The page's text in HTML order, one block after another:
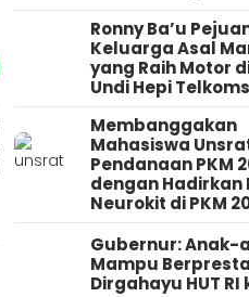
Ronny Ba’u
Keluarga Asal
yang Raih Motor
Undi Hepi
Membanggakan
Mahasiswa
Pendanaan PKM
dengan Hadirkan
Neurokit di PKM
Gubernur: Anak-
Mampu
Dirgahayu HUT RI